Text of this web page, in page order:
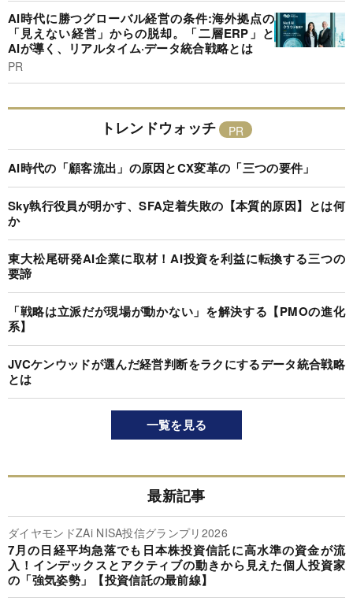
AI時代に勝つグローバル経営の条件:海外拠点の
「見えない経営」からの脱却。「二層ERP」と
AIが導く、リアルタイム·データ統合戦略とは
PR
トレンドウォッチ
AI時代の「顧客流出」の原因とCX変革の「三つの要件」
Sky執行役員が明かす、SFA定着失敗の【本質的原因】とは何
か
東大松尾研発AI企業に取材！AI投資を利益に転換する三つの
要諦
「戦略は立派だが現場が動かない」を解決する【PMOの進化
系】
JVCケンウッドが選んだ経営判断をラクにするデータ統合戦略
とは
一覧を見る
最新記事
ダイヤモンドZAi NISA投信グランプリ2026
7月の日経平均急落でも日本株投資信託に高水準の資金が流
入！インデックスとアクティブの動きから見えた個人投資家
の「強気姿勢」【投資信託の最前線】